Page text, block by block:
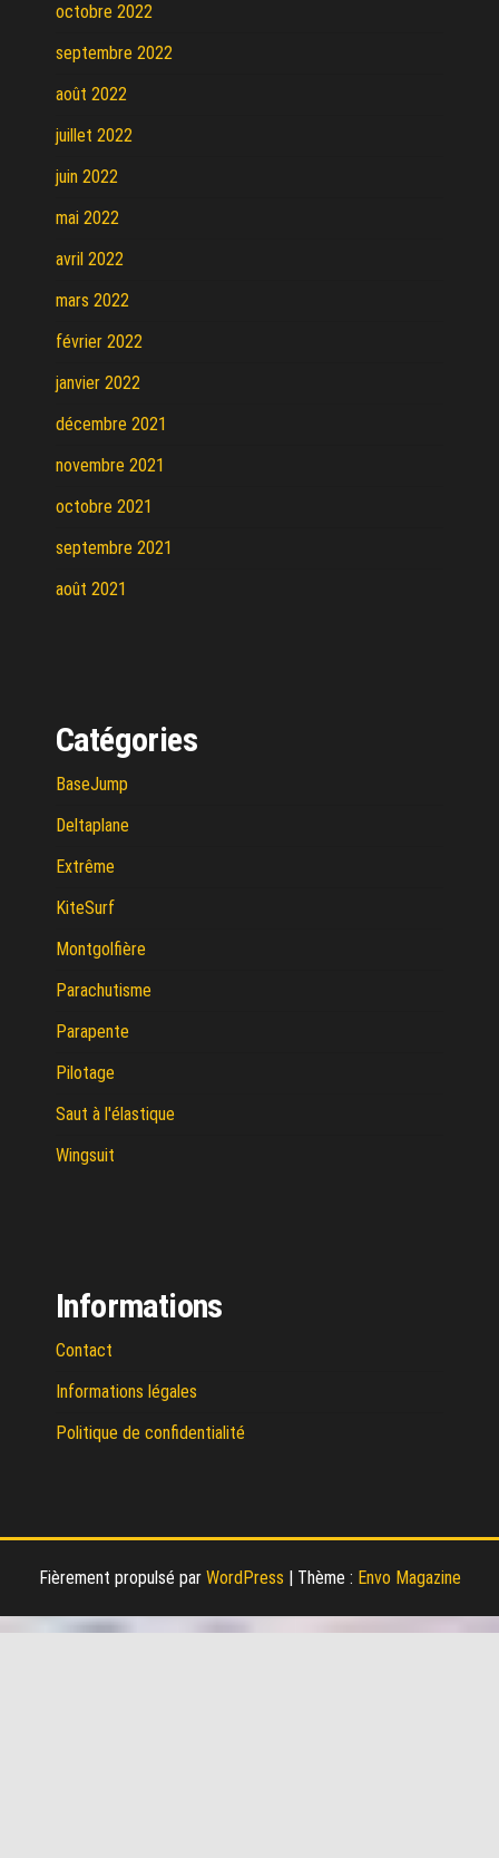
octobre 2022
septembre 2022
août 2022
juillet 2022
juin 2022
mai 2022
avril 2022
mars 2022
février 2022
janvier 2022
décembre 2021
novembre 2021
octobre 2021
septembre 2021
août 2021
Catégories
BaseJump
Deltaplane
Extrême
KiteSurf
Montgolfière
Parachutisme
Parapente
Pilotage
Saut à l'élastique
Wingsuit
Informations
Contact
Informations légales
Politique de confidentialité
Fièrement propulsé par WordPress Thème : Envo Magazine